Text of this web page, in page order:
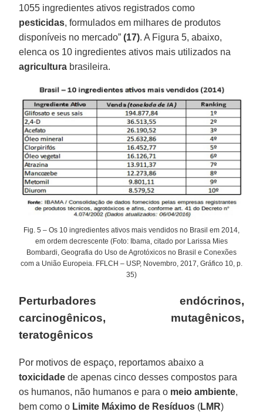
1055 ingredientes ativos registrados como
pesticidas, formulados em milhares de produtos
disponíveis no mercado”(17). A Figura 5, abaixo,
elenca os 10 ingredientes ativos mais utilizados na
agricultura brasileira.
Fig. 5 – Os 10 ingredientes ativos mais vendidos no Brasil em 2014,
em ordem decrescente (Foto: Ibama, citado por Larissa Mies
Bombardi, Geografia do Uso de Agrotóxicos no Brasil e Conexões
com a União Europeia. FFLCH – USP, Novembro, 2017, Gráfico 10, p.
35)
Perturbadores endócrinos,
carcinogênicos, mutagênicos,
teratogênicos
Por motivos de espaço, reportamos abaixo a
toxicidade de apenas cinco desses compostos para
os humanos, não humanos e para o meio ambiente,
bem como o Limite Máximo de Resíduos (LMR)